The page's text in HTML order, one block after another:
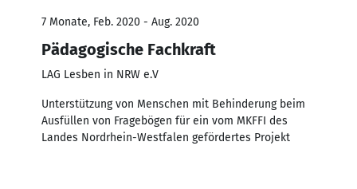
7 Monate, Feb. 2020 - Aug. 2020
Pädagogische Fachkraft
LAG Lesben in NRW e.V
Unterstützung von Menschen mit Behinderung beim
Ausfüllen von Fragebögen für ein vom MKFFI des
Landes Nordrhein-Westfalen gefördertes Projekt